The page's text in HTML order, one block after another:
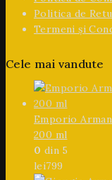
Politica de
Termeni și
Cele mai vandute
Emporio
200 ml
0 din 5
lei799